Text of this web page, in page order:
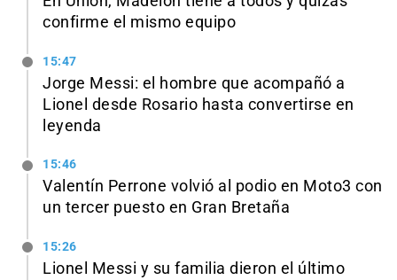
confirme el mismo equipo
15:47
Jorge Messi: el hombre que acompañó a
Lionel desde Rosario hasta convertirse en
leyenda
15:46
Valentín Perrone volvió al podio en Moto3 con
un tercer puesto en Gran Bretaña
15:26
Lionel Messi y su familia dieron el último